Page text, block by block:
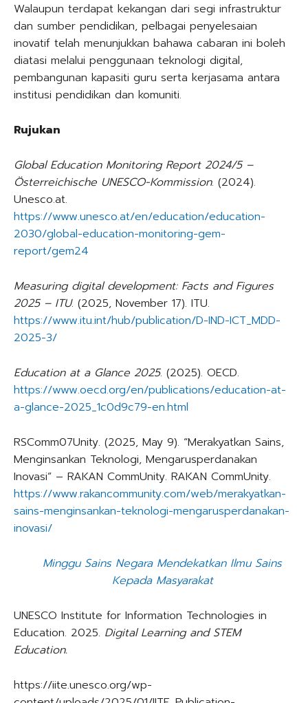
Walaupun terdapat kekangan dari segi infrastruktur
dan sumber pendidikan, pelbagai penyelesaian
inovatif telah menunjukkan bahawa cabaran ini boleh
diatasi melalui penggunaan teknologi digital,
pembangunan kapasiti guru serta kerjasama antara
institusi pendidikan dan komuniti.
Rujukan
Global Education Monitoring Report 2024/5 –
Österreichische UNESCO-Kommission. (2024).
Unesco.at.
https://www.unesco.at/en/education/education-
2030/global-education-monitoring-gem-
report/gem24
Measuring digital development: Facts and Figures
2025 – ITU. (2025, November 17). ITU.
https://www.itu.int/hub/publication/D-IND-ICT_MDD-
2025-3/
Education at a Glance 2025. (2025). OECD.
https://www.oecd.org/en/publications/education-at-
a-glance-2025_1c0d9c79-en.html
RSComm07Unity. (2025, May 9). “Merakyatkan Sains,
Menginsankan Teknologi, Mengarusperdanakan
Inovasi” – RAKAN CommUnity. RAKAN CommUnity.
https://www.rakancommunity.com/web/merakyatkan-
sains-menginsankan-teknologi-mengarusperdanakan-
inovasi/
Minggu Sains Negara Mendekatkan Ilmu Sains
Kepada Masyarakat
UNESCO Institute for Information Technologies in
Education. 2025. Digital Learning and STEM
Education.
https://iite.unesco.org/wp-